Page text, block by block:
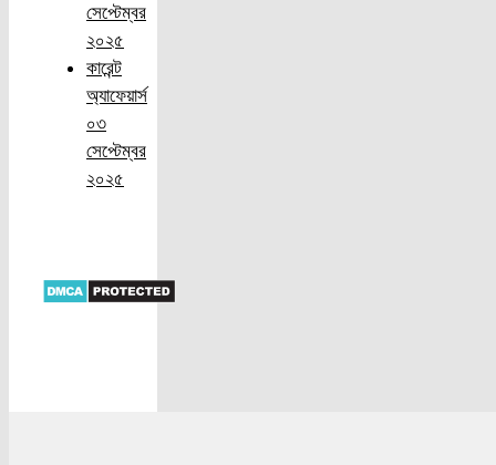
সেপ্টেম্বর
২০২৫
কারেন্ট
অ্যাফেয়ার্স
০৩
সেপ্টেম্বর
২০২৫